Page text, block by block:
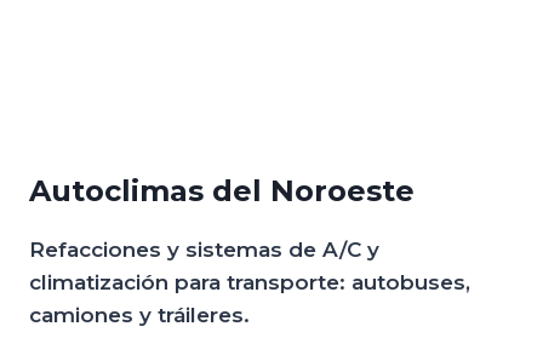
Autoclimas del Noroeste
Refacciones y sistemas de A/C y
climatización para transporte: autobuses,
camiones y tráileres.